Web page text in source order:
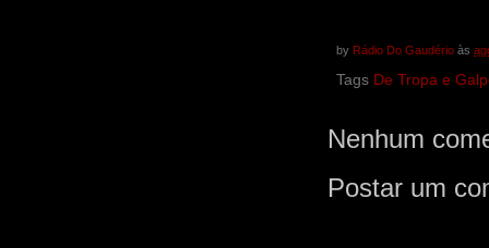
by Rádio Do Gaudério às
Tags De Tropa e
Nenhum
Postar um